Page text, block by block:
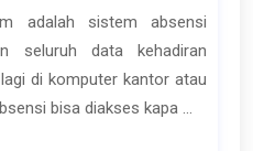
adalah sistem absensi
seluruh data kehadiran
di komputer kantor atau
bisa diakses kapa ...